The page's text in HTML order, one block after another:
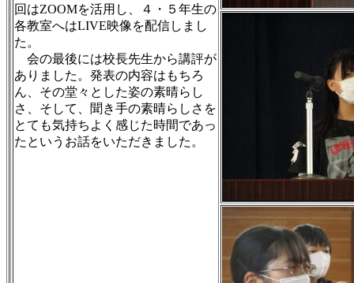
回はZOOMを活用し、４・５年生の
各教室へはLIVE映像を配信しまし
た。
会の最後には校長先生から講評が
ありました。発表の内容はもちろ
ん、その堂々とした姿の素晴らし
さ、そして、聞き手の素晴らしさを
とても気持ちよく感じた時間であっ
たというお話をいただきました。